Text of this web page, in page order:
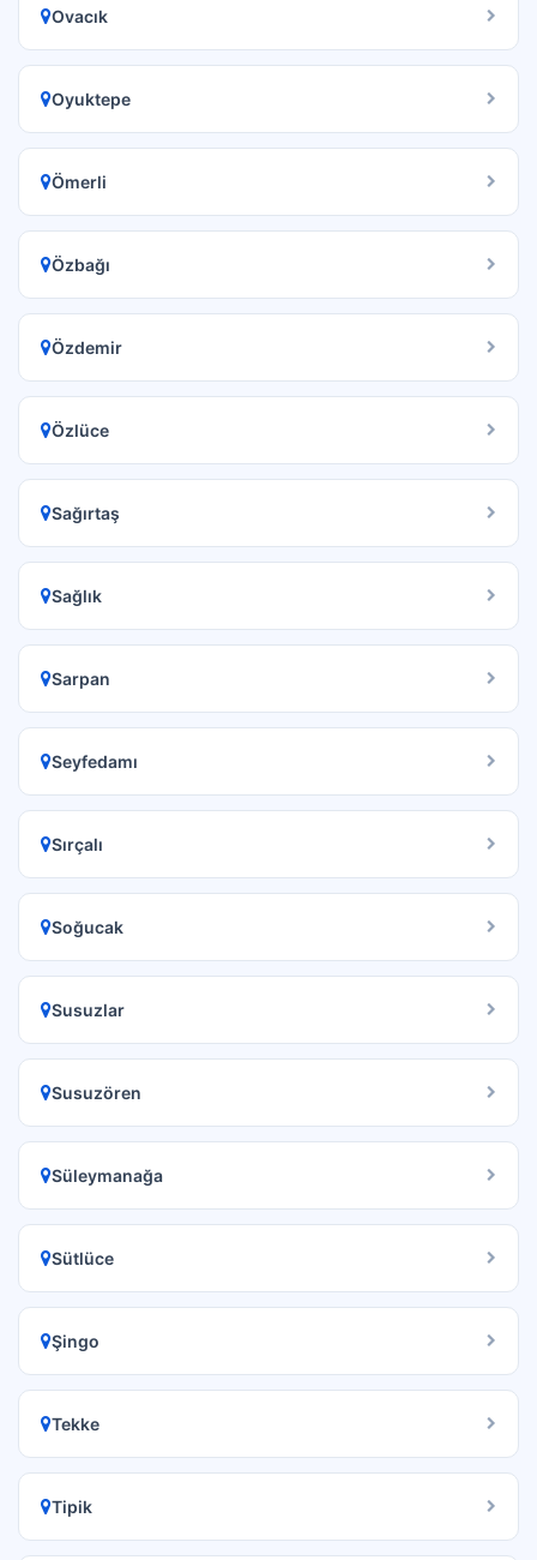
Ovacık
Oyuktepe
Ömerli
Özbağı
Özdemir
Özlüce
Sağırtaş
Sağlık
Sarpan
Seyfedamı
Sırçalı
Soğucak
Susuzlar
Susuzören
Süleymanağa
Sütlüce
Şingo
Tekke
Tipik